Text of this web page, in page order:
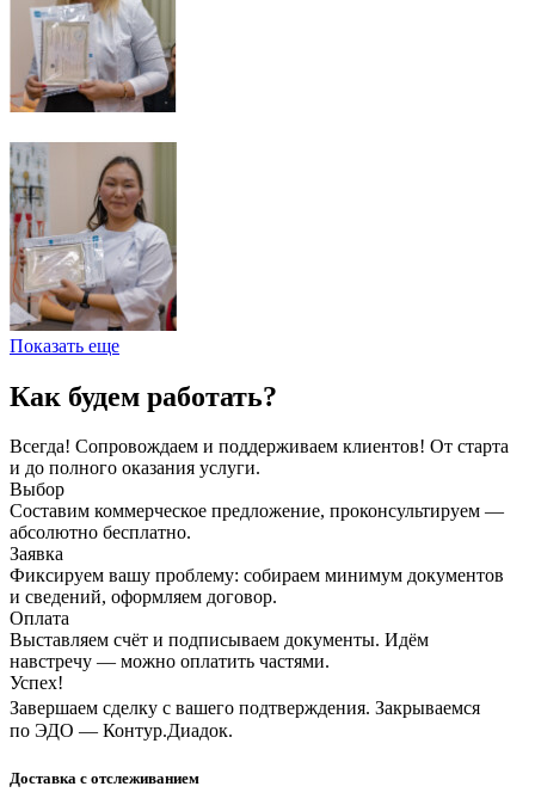
Показать еще
Как будем работать?
Всегда! Сопровождаем и поддерживаем клиентов! От старта
и до полного оказания услуги.
Выбор
Составим коммерческое предложение, проконсультируем —
абсолютно бесплатно.
Заявка
Фиксируем вашу проблему: собираем минимум документов
и сведений, оформляем договор.
Оплата
Выставляем счёт и подписываем документы. Идём
навстречу — можно оплатить частями.
Успех!
Завершаем сделку с вашего подтверждения. Закрываемся
по ЭДО — Контур.Диадок.
Доставка с отслеживанием